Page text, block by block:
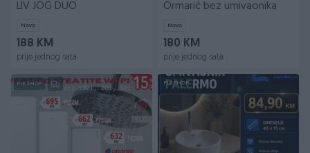
LIV JOG DUO
Novo
188 KM
prije jednog sata
Ormarić bez umivaonika
Novo
180 KM
prije jednog sata
PIK SHOP PIK SHOP